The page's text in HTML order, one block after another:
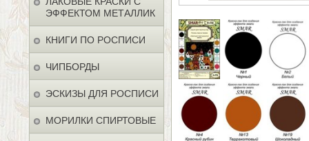
ЭФФЕКТОМ МЕТАЛЛИК
КНИГИ ПО РОСПИСИ
ЧИПБОРДЫ
ЭСКИЗЫ ДЛЯ РОСПИСИ
МОРИЛКИ СПИРТОВЫЕ